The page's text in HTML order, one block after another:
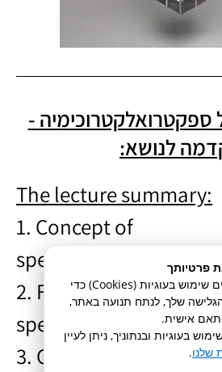
ספקטרואלקטרוכימיה -
לנושא:
The lecture summary:
1. Concept of
2. Features and
3. Classification of
פרטיותך
באתר זה אנו עושים שימוש בעוגיות (Cookies) כדי
שלך, לנתח תנועה באתר,
אישית.
בעוגיות ובנתוניך, ניתן לעיין
שלנו.